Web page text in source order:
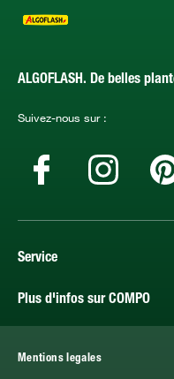
ALGOFLASH. De belles
Suivez-nous sur :
Service
Plus d'infos sur COMPO
Mentions legales